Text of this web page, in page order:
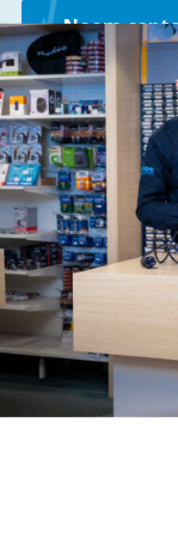
Neem